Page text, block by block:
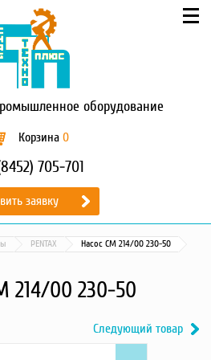
оборудование
Корзина 0
705-701
заявку
PENTAX Насос CM 214/00 230-50
214/00 230-50
Следующий товар